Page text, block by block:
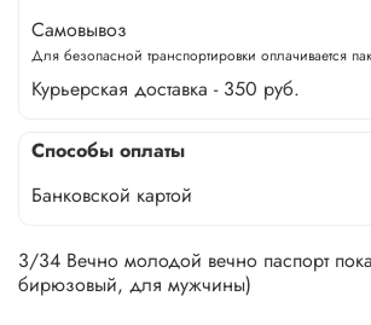
Самовывоз
Для безопасной транспортировки оплачивается
Курьерская доставка - 350 руб.
Способы оплаты
Банковской картой
3/34 Вечно молодой вечно паспорт
бирюзовый, для мужчины)